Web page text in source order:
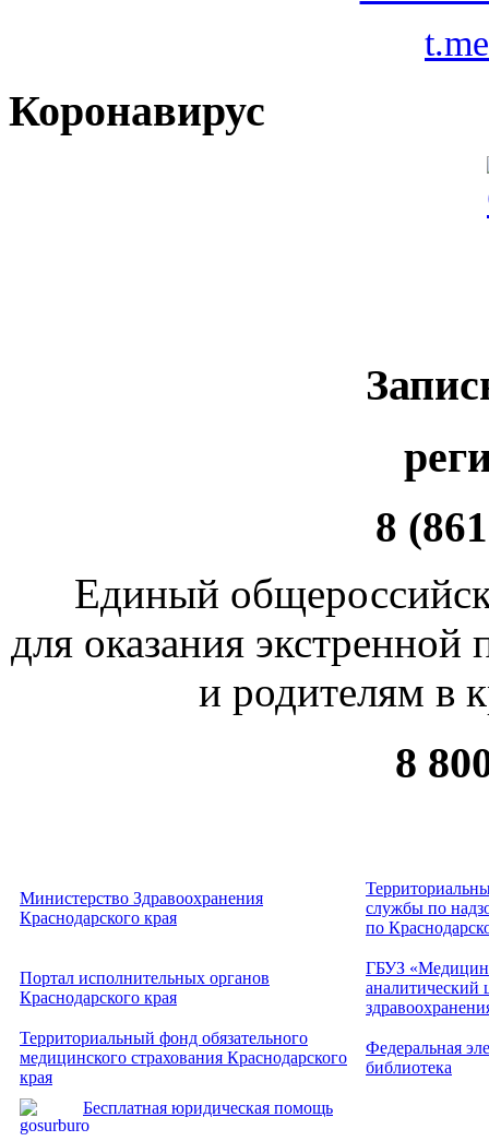
Коронавирус
8
Единый
для оказания
и родителям в
8
Министерство Здравоохранения
Краснодарского края
службы по
по
Портал исполнительных органов
Краснодарского края
ГБУЗ
аналитический
Территориальный фонд обязательного
медицинского страхования Краснодарского
края
Федеральная
библиотека
Бесплатная юридическая помощь